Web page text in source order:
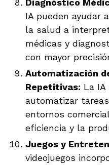
Diagnóstico
IA pueden ayudar
la salud a
médicas y
con mayor
Automatización
Repetitivas: La
automatizar
entornos
eficiencia y la
Juegos y
videojuegos